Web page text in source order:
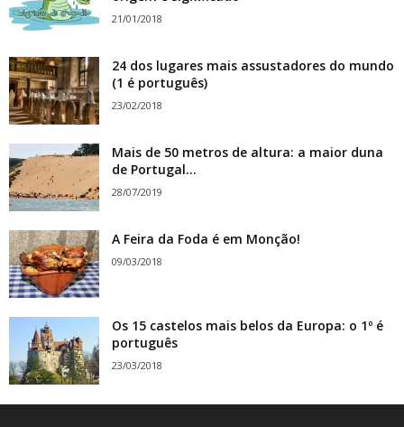
21/01/2018
24 dos lugares mais assustadores do mundo
(1 é português)
23/02/2018
Mais de 50 metros de altura: a maior duna
de Portugal...
28/07/2019
A Feira da Foda é em Monção!
09/03/2018
Os 15 castelos mais belos da Europa: o 1º é
português
23/03/2018